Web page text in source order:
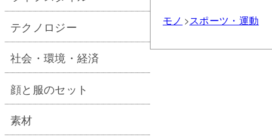
モノ スポーツ・運動
テクノロジー
社会・環境・経済
顔と服のセット
素材